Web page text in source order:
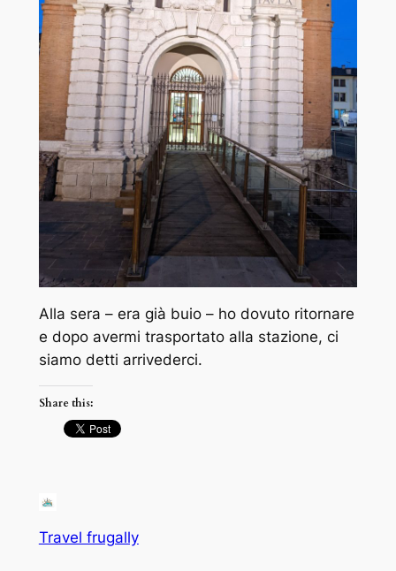
Alla sera – era già buio – ho dovuto ritornare
e dopo avermi trasportato alla stazione, ci
siamo detti arrivederci.
Share this:
Travel frugally